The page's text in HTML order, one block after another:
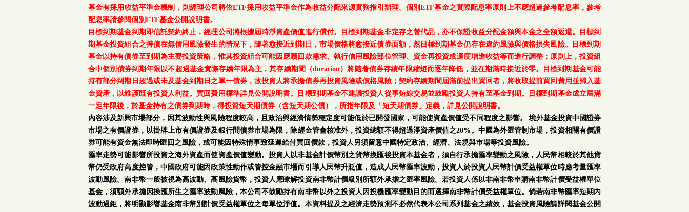
基金有採用收益平準金機制，則經理公司將依ETF採用收益平準金作為收益分配來源實務指引辦理。個別ETF基金之實際配息率原則上不應超過參考配息率，參考
配息率請參閱個別ETF基金公開說明書。
目標到期基金到期即信託契約終止，經理公司將根據屆時淨資產價值進行償付。目標到期基金非定存之替代品，亦不保證收益分配金額與本金之全額返還。目標到
期基金投資組合之持債在無信用風險發生的情況下，隨著愈接近到期日，市場價格將愈接近債券面額，然目標到期基金仍存在違約風險與價格損失風險。目標到期
基金以持有債券至到期為主要投資策略，惟其投資組合可能因應贖回款需求、執行信用風險部位管理、資金再投資或適度增進收益等而進行調整；原則上，投資組
合中個別債券到期年限以不超過基金實際存續年限為主，其存續期間（duration）將隨著債券存續年限縮短而逐年降低，並在期滿時接近於零。目標到期基金可能
持有部分到期日超過或未及基金到期日之單一債券，故投資人將承擔債券再投資風險或價格風險；契約存續期間屆滿前提出買回者，將收取提前買回費用並歸入基
金資產，以維護既有投資人利益。買回費用標準詳見公開說明書。目標到期基金不建議投資人從事短線交易並鼓勵投資人持有至基金到期。目標到期基金成立屆滿
一定年限後，於基金持有之債券到期時，得投資短天期債券（含短天期公債），所指年限及「短天期債券」定義，詳見公開說明書。
內容涉及新興市場部分，因其波動性與風險程度較高，且政治與經濟情勢穩定度可能低於已開發國家，可能使資產價值受不同程度之影響。 境外基金投資中國證券
市場之有價證券，以掛牌上市有價證券及銀行間債券市場為限，除經金管會核准外，投資總額不得超過淨資產價值之20%。中國為外匯管制市場，投資相關有價證
券可能有資金無法即時匯回之風險，或可能因特殊情事致延遲給付買回價款，投資人另須留意中國特定政治、經濟、法規與巿場等投資風險。
匯率走勢可能影響所投資之海外資產而使資產價值變動。投資人以非基金計價幣別之貨幣換匯後投資本基金者，須自行承擔匯率變動之風險，人民幣相較於其他貨
幣仍受政府高度控管，中國政府可能因政策性動作或管控金融市場而引導人民幣升貶值，造成人民幣匯率波動，投資人於投資人民幣計價受益權單位時應考量匯率
波動風險。南非幣一般被視為高波動、高風險貨幣，投資人應瞭解投資南非幣計價級別所額外承擔之匯率風險。若投資人係以非南非幣申購南非幣計價受益權單位
基金，須額外承擔因換匯所生之匯率波動風險，本公司不鼓勵持有南非幣以外之投資人因投機匯率變動目的而選擇南非幣計價受益權單位。倘若南非幣匯率短期內
波動過鉅，將明顯影響基金南非幣別計價受益權單位之每單位淨值。本資料提及之經濟走勢預測不必然代表本公司系列基金之績效，基金投資風險請詳閱基金公開